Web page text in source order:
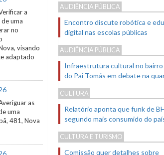
a
uma
no
visando
adaptado
as
uma
481, Nova
AUDIÊNCIA PÚBLICA
Encontro discute robótica e
digital nas escolas públicas
AUDIÊNCIA PÚBLICA
Infraestrutura cultural no bairro
do Pai Tomás em debate na
CULTURA
Relatório aponta que funk de
segundo mais consumido do
CULTURA E TURISMO
Comissão quer detalhes sobre